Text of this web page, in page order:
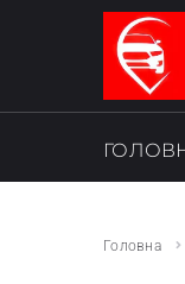
Головна